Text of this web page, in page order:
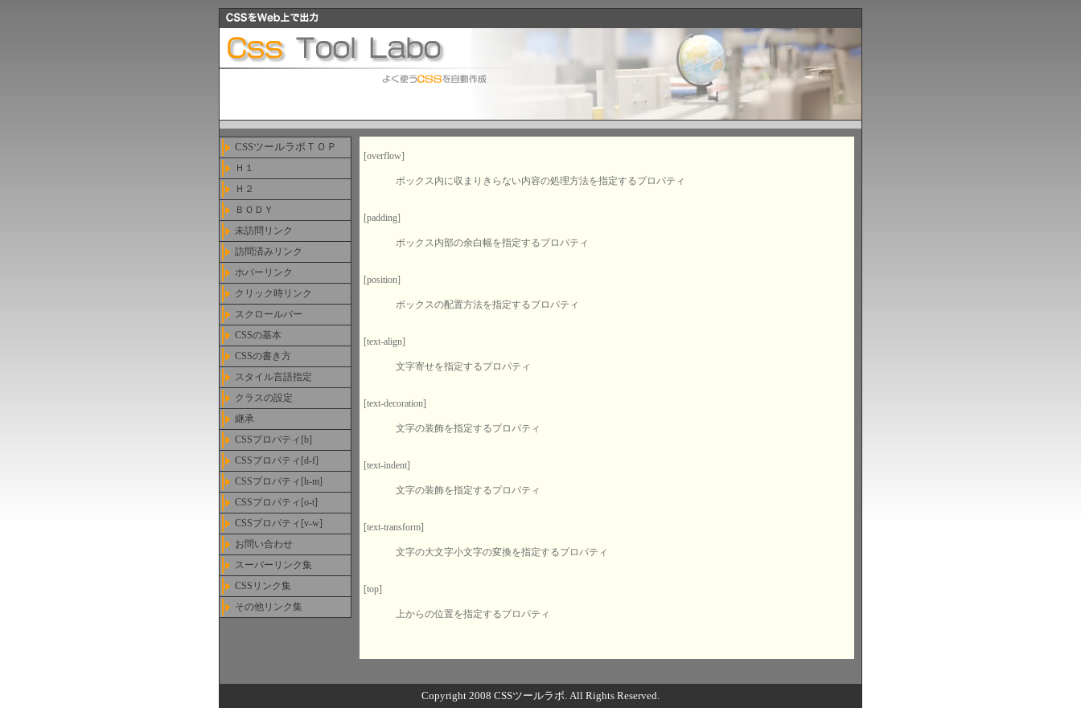
CSSツールラボＴＯＰ
Ｈ１
Ｈ２
ＢＯＤＹ
未訪問リンク
訪問済みリンク
ホバーリンク
クリック時リンク
スクロールバー
CSSの基本
CSSの書き方
スタイル言語指定
クラスの設定
継承
CSSプロパティ[b]
CSSプロパティ[d-f]
CSSプロパティ[h-m]
CSSプロパティ[o-t]
CSSプロパティ[v-w]
お問い合わせ
スーパーリンク集
CSSリンク集
その他リンク集
[overflow]
ボックス内に収まりきらない内容の処理方法を指定するプロパティ
[padding]
ボックス内部の余白幅を指定するプロパティ
[position]
ボックスの配置方法を指定するプロパティ
[text-align]
文字寄せを指定するプロパティ
[text-decoration]
文字の装飾を指定するプロパティ
[text-indent]
文字の装飾を指定するプロパティ
[text-transform]
文字の大文字小文字の変換を指定するプロパティ
[top]
上からの位置を指定するプロパティ
Copyright 2008 CSSツールラボ. All Rights Reserved.